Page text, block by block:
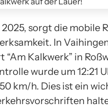
sorgt die mobile
In
Kalkwerk” in
wurde um 12:21
km/h. Dies ist ein